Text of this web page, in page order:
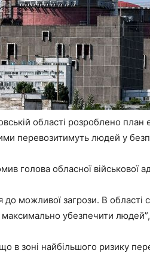
області розроблено план
перевозитимуть людей у
голова обласної військової
до можливої загрози. В області
убезпечити
в зоні найбільшого ризику